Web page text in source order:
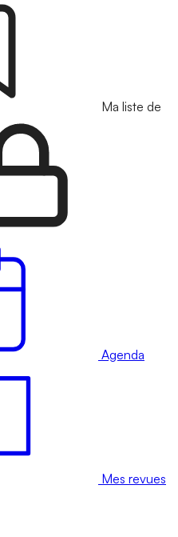
Ma liste de
Agenda
Mes revues